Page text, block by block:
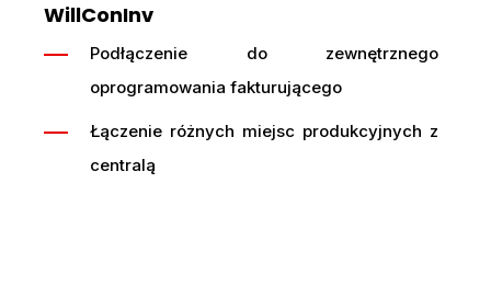
WillConInv
Podłączenie do zewnętrznego
oprogramowania fakturującego
Łączenie różnych miejsc produkcyjnych z
centralą